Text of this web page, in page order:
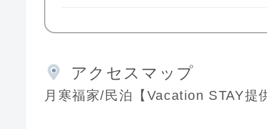
アクセスマップ
月寒福家/民泊【Vacation STAY提